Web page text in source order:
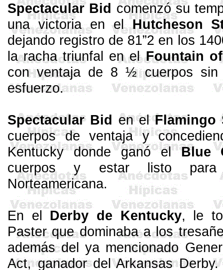
Spectacular Bid comenzó su
una victoria en elHutcheson
dejando registro de 81”2 en los
la racha triunfal en elFountain
con ventaja de 8 ½ cuerpos sin
esfuerzo.
Spectacular Bid en elFlamingo
cuerpos de ventaja y
Kentucky donde ganó elBlue
cuerpos y estar listo
Norteamericana.
En el Derby de Kentucky, le
Pasterque dominaba a los
además del ya mencionado
Act, ganador del Arkansas